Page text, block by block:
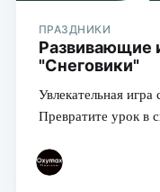
ПРАЗДНИКИ
Развивающие
"Снеговики"
Увлекательная
Превратите урок в